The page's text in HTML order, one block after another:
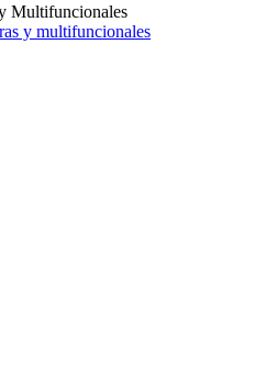
Multifuncionales
y multifuncionales